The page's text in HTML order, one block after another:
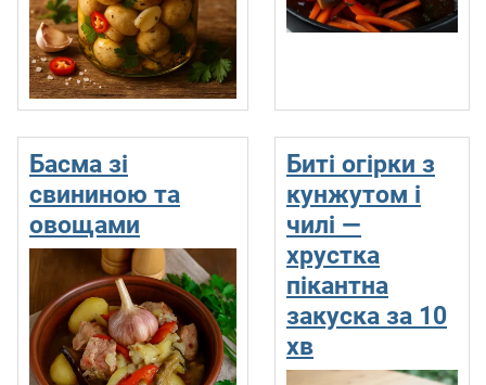
Басма зі
свининою та
овощами
Биті огірки з
кунжутом і
чилі —
хрустка
пікантна
закуска за 10
хв